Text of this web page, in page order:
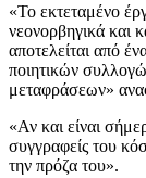
«Το εκτεταμένο
νεονορβηγικά και
αποτελείται από
ποιητικών
μεταφράσεων»
«Αν και είναι
συγγραφείς του
την πρόζα του».